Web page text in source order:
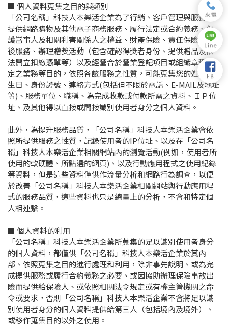
■ 個人資料蒐集之目的與類別
「公司名稱」科技人本樂活企業為了行銷、客戶管理與服務、
提供網路購物及其他電子商務服務、履行法定或合約義務、保
護當事人及相關利害關係人之權益、財產保險、責任保險、售
後服務、辦理贈獎活動（包含確認得獎者身份、提供贈品及依
法開立扣繳憑單等）以及經營合於營業登記項目或組織章程所
定之業務等目的，依照各該服務之性質，可能蒐集您的姓名、
生日、身份證號、連絡方式(包括但不限於電話、E-MAIL及地址
等)、服務單位、職稱、為完成收款或付款所需之資料、ＩＰ位
址、及其他得以直接或間接識別使用者身分之個人資料。
此外，為提升服務品質，「公司名稱」科技人本樂活企業會依
照所提供服務之性質，記錄使用者的IP位址、以及在「公司名
稱」科技人本樂活企業相關網站內的瀏覽活動(例如，使用者所
使用的軟硬體、所點選的網頁)、以及行動應用程式之使用紀錄
等資料，但是這些資料僅供作流量分析和網路行為調查，以便
於改善「公司名稱」科技人本樂活企業相關網站與行動應用程
式的服務品質，這些資料也只是總量上的分析，不會和特定個
人相連繫。
■ 個人資料的利用
「公司名稱」科技人本樂活企業所蒐集的足以識別使用者身分
的個人資料，都僅供「公司名稱」科技人本樂活企業於其內
部、依照蒐集之目的進行處理和利用，除非事先說明、或為完
成提供服務或履行合約義務之必要、或因協助辦理保險事故出
險而提供給保險人、或依照相關法令規定或有權主管機關之命
令或要求，否則「公司名稱」科技人本樂活企業不會將足以識
別使用者身分的個人資料提供給第三人（包括境內及境外）、
或移作蒐集目的以外之使用。